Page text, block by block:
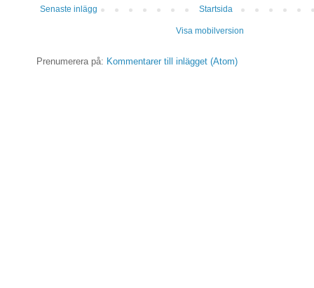
Senaste inlägg Startsida
Visa mobilversion
Prenumerera på: Kommentarer till inlägget (Atom)